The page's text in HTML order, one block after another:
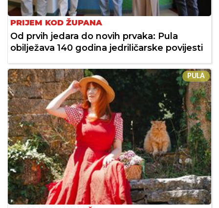
PRIJEM KOD ŽUPANA
Od prvih jedara do novih prvaka: Pula
obilježava 140 godina jedriličarske povijesti
PULA